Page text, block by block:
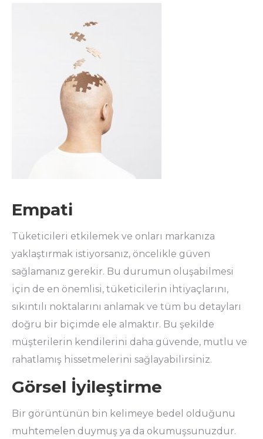
Empati
Tüketicileri etkilemek ve onları markanıza
yaklaştırmak istiyorsanız, öncelikle güven
sağlamanız gerekir. Bu durumun oluşabilmesi
için de en önemlisi, tüketicilerin ihtiyaçlarını,
sıkıntılı noktalarını anlamak ve tüm bu detayları
doğru bir biçimde ele almaktır. Bu şekilde
müşterilerin kendilerini daha güvende, mutlu ve
rahatlamış hissetmelerini sağlayabilirsiniz.
Görsel İyileştirme
Bir görüntünün bin kelimeye bedel olduğunu
muhtemelen duymuş ya da okumuşsunuzdur.